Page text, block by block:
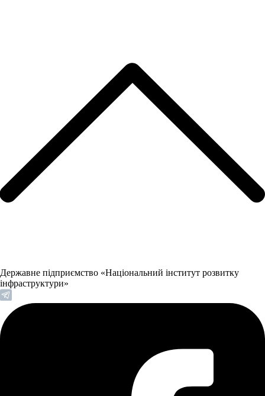
Державне підприємство «Національний інститут розвитку
інфраструктури»